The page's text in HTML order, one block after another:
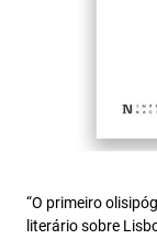
“O primeiro
literário sobre